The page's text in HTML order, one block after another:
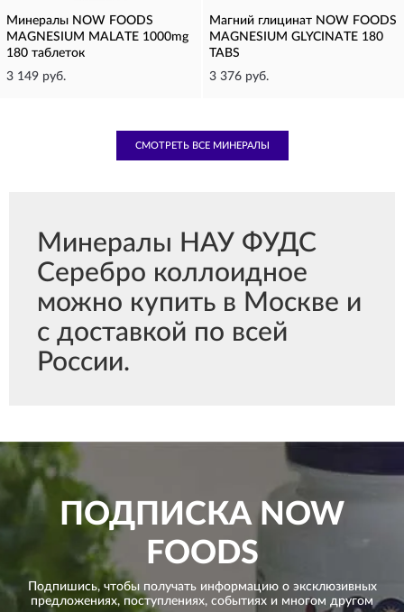
Минералы NOW FOODS
MAGNESIUM MALATE 1000mg
180 таблеток
3 149 руб.
Магний глицинат NOW FOODS
MAGNESIUM GLYCINATE 180
TABS
3 376 руб.
СМОТРЕТЬ ВСЕ МИНЕРАЛЫ
Минералы НАУ ФУДС
Серебро коллоидное
можно купить в Москве и
с доставкой по всей
России.
ПОДПИСКАNOW
FOODS
Подпишись, чтобы получать информацию о эксклюзивных
предложениях, поступлениях, событиях и многом другом